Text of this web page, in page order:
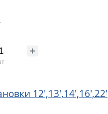
12',13',14',16',22'